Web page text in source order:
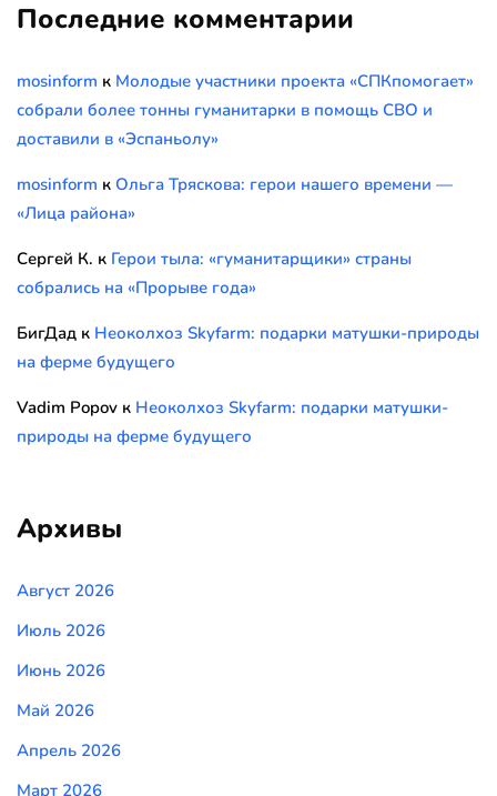
Последние комментарии
mosinform к Молодые участники проекта «СПКпомогает»
собрали более тонны гуманитарки в помощь СВО и
доставили в «Эспаньолу»
mosinform к Ольга Тряскова: герои нашего времени —
«Лица района»
Сергей К. к Герои тыла: «гуманитарщики» страны
собрались на «Прорыве года»
БигДад к Неоколхоз Skyfarm: подарки матушки-природы
на ферме будущего
Vadim Popov к Неоколхоз Skyfarm: подарки матушки-
природы на ферме будущего
Архивы
Август 2026
Июль 2026
Июнь 2026
Май 2026
Апрель 2026
Март 2026